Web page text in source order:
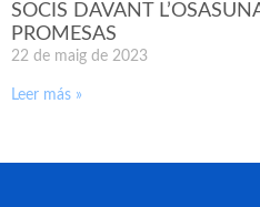
SOCIS DAVANT
PROMESAS
22 de maig de 2023
Leer más »